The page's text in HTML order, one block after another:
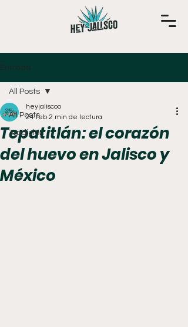
Entrada
All Posts
Tradición
All Posts
Tepatitlán: el corazón
del huevo en Jalisco y
México
heyjaliscoo
24 feb 2 min de lectura